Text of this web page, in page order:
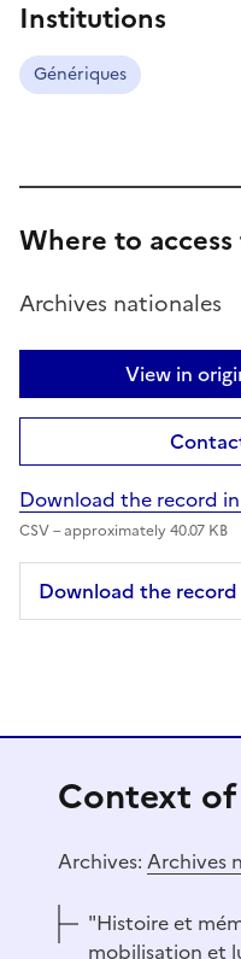
Institutions
Génériques
Where to
Archives nationales
View in
Download the record
CSV – approximately 40.07 KB
Download the record
Context
Archives: Archives
"Histoire et
mobilisation et